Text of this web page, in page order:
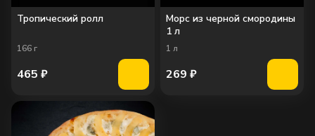
Тропический ролл
166 г
465 ₽
Морс из черной смородины
1 л
1 л
269 ₽